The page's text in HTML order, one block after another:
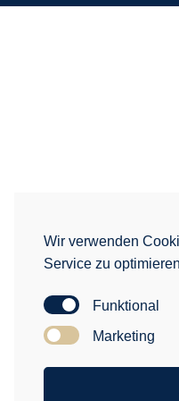
Wir verwenden
Service zu
Funktional
Marketing